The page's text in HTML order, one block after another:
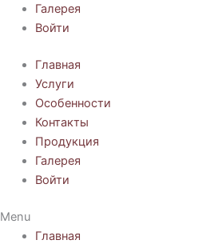
Галерея
Войти
Главная
Услуги
Особенности
Контакты
Продукция
Галерея
Войти
Menu
Главная